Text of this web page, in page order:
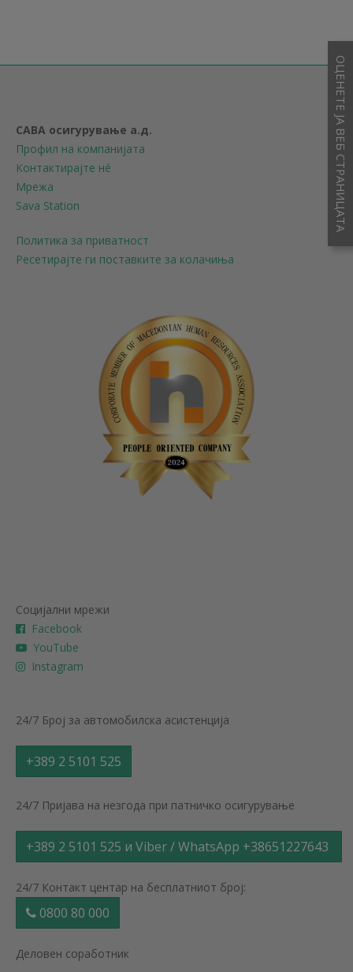
САВА осигурување а.д.
Профил на компанијата
Контактирајте нé
Мрежа
Sava Station
Политика за приватност
Ресетирајте ги поставките за колачиња
Социјални мрежи
Facebook
YouTube
Instagram
24/7 Број за автомобилска асистенција
+389 2 5101 525
24/7 Пријава на незгода при патничко осигурување
+389 2 5101 525 и Viber / WhatsApp +38651227643
24/7 Контакт центар на бесплатниот број:
0800 80 000
Деловен соработник
ОЦЕНЕТЕ ЈА ВЕБ СТРАНИЦАТА